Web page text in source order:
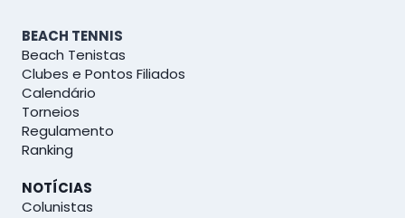
BEACH TENNIS
Beach Tenistas
Clubes e Pontos Filiados
Calendário
Torneios
Regulamento
Ranking
NOTÍCIAS
Colunistas